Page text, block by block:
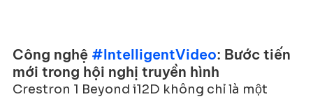
Công nghệ #IntelligentVideo: Bước tiến
mới trong hội nghị truyền hình
Crestron 1 Beyond i12D không chỉ là một